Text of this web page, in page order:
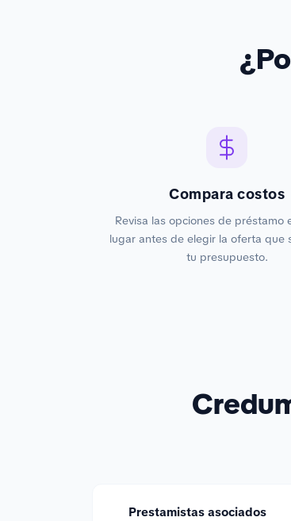
Compara costos
Revisa las opciones de préstamo
lugar antes de elegir la oferta que
tu presupuesto.
Prestamistas asociados